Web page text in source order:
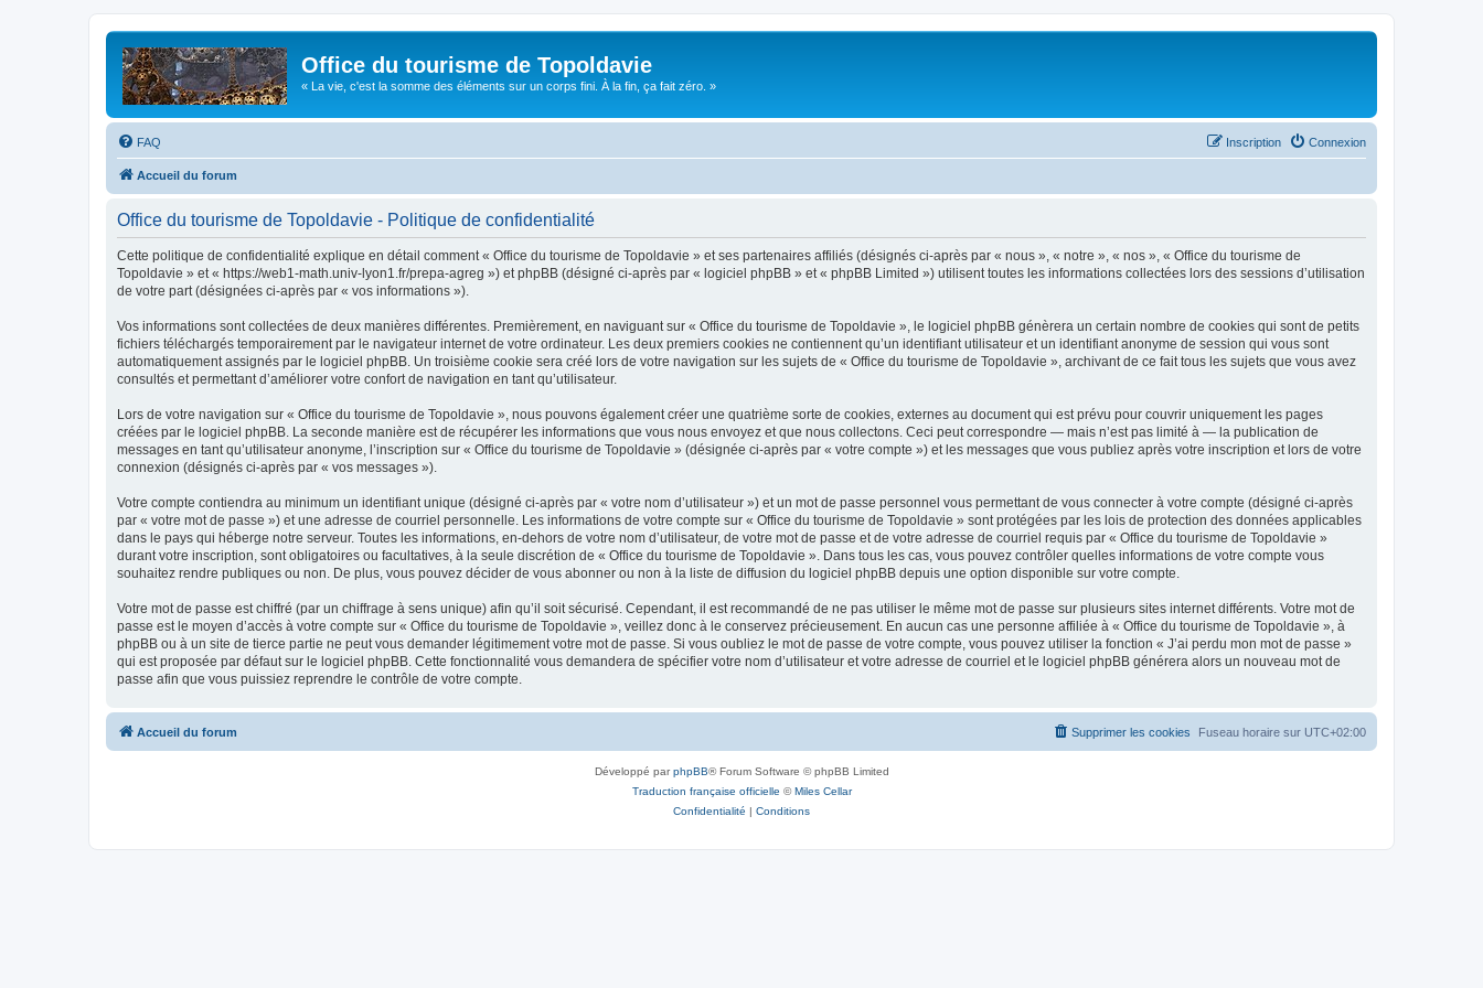
Office du tourisme de Topoldavie
« La vie, c'est la somme des éléments sur un corps fini. À la fin, ça fait zéro. »
FAQ Connexion
Inscription
Accueil du forum
Office du tourisme de Topoldavie - Politique de confidentialité
Cette politique de confidentialité explique en détail comment « Office du tourisme de Topoldavie » et ses partenaires affiliés (désignés ci-après par « nous », « notre », « nos », « Office du tourisme de
Topoldavie » et « https://web1-math.univ-lyon1.fr/prepa-agreg ») et phpBB (désigné ci-après par « logiciel phpBB » et « phpBB Limited ») utilisent toutes les informations collectées lors des sessions d’utilisation
de votre part (désignées ci-après par « vos informations »).
Vos informations sont collectées de deux manières différentes. Premièrement, en naviguant sur « Office du tourisme de Topoldavie », le logiciel phpBB génèrera un certain nombre de cookies qui sont de petits
fichiers téléchargés temporairement par le navigateur internet de votre ordinateur. Les deux premiers cookies ne contiennent qu’un identifiant utilisateur et un identifiant anonyme de session qui vous sont
automatiquement assignés par le logiciel phpBB. Un troisième cookie sera créé lors de votre navigation sur les sujets de « Office du tourisme de Topoldavie », archivant de ce fait tous les sujets que vous avez
consultés et permettant d’améliorer votre confort de navigation en tant qu’utilisateur.
Lors de votre navigation sur « Office du tourisme de Topoldavie », nous pouvons également créer une quatrième sorte de cookies, externes au document qui est prévu pour couvrir uniquement les pages
créées par le logiciel phpBB. La seconde manière est de récupérer les informations que vous nous envoyez et que nous collectons. Ceci peut correspondre — mais n’est pas limité à — la publication de
messages en tant qu’utilisateur anonyme, l’inscription sur « Office du tourisme de Topoldavie » (désignée ci-après par « votre compte ») et les messages que vous publiez après votre inscription et lors de votre
connexion (désignés ci-après par « vos messages »).
Votre compte contiendra au minimum un identifiant unique (désigné ci-après par « votre nom d’utilisateur ») et un mot de passe personnel vous permettant de vous connecter à votre compte (désigné ci-après
par « votre mot de passe ») et une adresse de courriel personnelle. Les informations de votre compte sur « Office du tourisme de Topoldavie » sont protégées par les lois de protection des données applicables
dans le pays qui héberge notre serveur. Toutes les informations, en-dehors de votre nom d’utilisateur, de votre mot de passe et de votre adresse de courriel requis par « Office du tourisme de Topoldavie »
durant votre inscription, sont obligatoires ou facultatives, à la seule discrétion de « Office du tourisme de Topoldavie ». Dans tous les cas, vous pouvez contrôler quelles informations de votre compte vous
souhaitez rendre publiques ou non. De plus, vous pouvez décider de vous abonner ou non à la liste de diffusion du logiciel phpBB depuis une option disponible sur votre compte.
Votre mot de passe est chiffré (par un chiffrage à sens unique) afin qu’il soit sécurisé. Cependant, il est recommandé de ne pas utiliser le même mot de passe sur plusieurs sites internet différents. Votre mot de
passe est le moyen d’accès à votre compte sur « Office du tourisme de Topoldavie », veillez donc à le conservez précieusement. En aucun cas une personne affiliée à « Office du tourisme de Topoldavie », à
phpBB ou à un site de tierce partie ne peut vous demander légitimement votre mot de passe. Si vous oubliez le mot de passe de votre compte, vous pouvez utiliser la fonction « J’ai perdu mon mot de passe »
qui est proposée par défaut sur le logiciel phpBB. Cette fonctionnalité vous demandera de spécifier votre nom d’utilisateur et votre adresse de courriel et le logiciel phpBB générera alors un nouveau mot de
passe afin que vous puissiez reprendre le contrôle de votre compte.
Accueil du forum Fuseau horaire sur UTC+02:00
Supprimer les cookies
Développé parphpBB® Forum Software © phpBB Limited
Traduction française officielle ©Miles Cellar
Confidentialité | Conditions